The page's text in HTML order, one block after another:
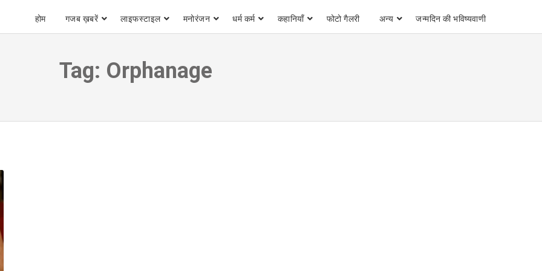
होम गजब ख़बरें लाइफस्टाइल मनोरंजन धर्म कर्म कहानियाँ फोटो गैलरी अन्य जन्मदिन की भविष्यवाणी
Tag: Orphanage